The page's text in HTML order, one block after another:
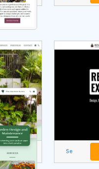
Se